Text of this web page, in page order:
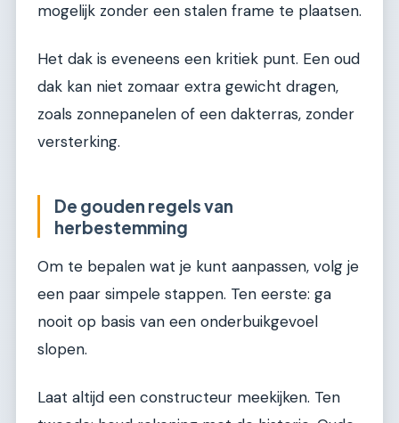
mogelijk zonder een stalen frame te plaatsen.
Het dak is eveneens een kritiek punt. Een oud
dak kan niet zomaar extra gewicht dragen,
zoals zonnepanelen of een dakterras, zonder
versterking.
De gouden regels van
herbestemming
Om te bepalen wat je kunt aanpassen, volg je
een paar simpele stappen. Ten eerste: ga
nooit op basis van een onderbuikgevoel
slopen.
Laat altijd een constructeur meekijken. Ten